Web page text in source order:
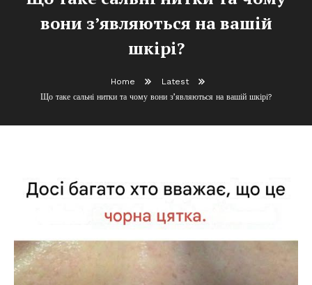
вони з’являються на вашій
шкірі?
Home
Latest
Що таке сальні нитки та чому вони з’являються на вашій шкірі?